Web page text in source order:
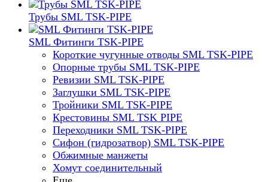
Трубы SML TSK-PIPE
SML Фитинги TSK-PIPE
Короткие чугунные отводы SML TSK-PIPE
Опорные трубы SML TSK-PIPE
Ревизии SML TSK-PIPE
Заглушки SML TSK-PIPE
Тройники SML TSK-PIPE
Крестовины SML TSK PIPE
Переходники SML TSK-PIPE
Сифон (гидрозатвор) SML TSK-PIPE
Обжимные манжеты
Хомут соединительный